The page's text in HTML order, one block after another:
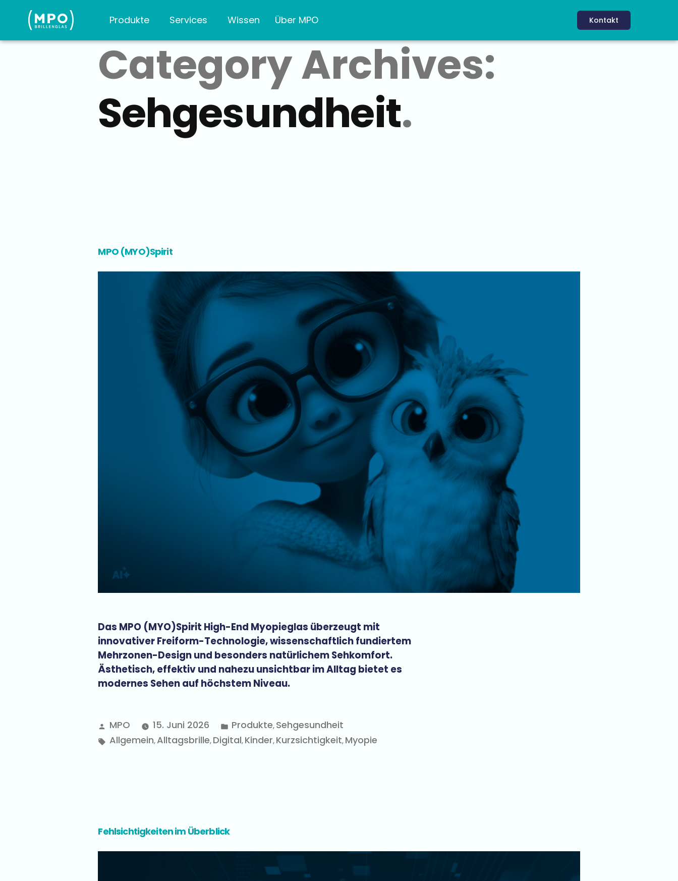
Produkte Services Wissen Über MPO Kontakt
Category Archives:
Sehgesundheit
MPO (MYO)Spirit
Das MPO (MYO)Spirit High-End Myopieglas überzeugt mit
innovativer Freiform-Technologie, wissenschaftlich fundiertem
Mehrzonen-Design und besonders natürlichem Sehkomfort.
Ästhetisch, effektiv und nahezu unsichtbar im Alltag bietet es
modernes Sehen auf höchstem Niveau.
MPO 15. Juni 2026 Produkte, Sehgesundheit
Allgemein,Alltagsbrille, Digital, Kinder, Kurzsichtigkeit, Myopie
Fehlsichtigkeiten im Überblick